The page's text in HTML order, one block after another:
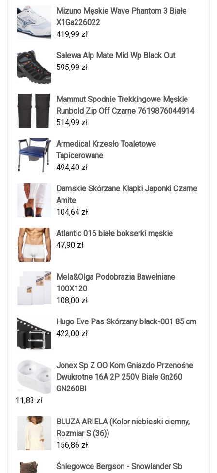
Mizuno Męskie Wave Phantom 3 Białe
X1Ga226022
419,99 zł
Salewa Alp Mate Mid Wp Black Out
595,99 zł
Mammut Spodnie Trekkingowe Męskie
Runbold Zip Off Czarne 7619876044914
514,99 zł
Armedical Krzesło Toaletowe
Tapicerowane
494,40 zł
Damskie Skórzane Klapki Japonki Czarne
Amite
104,64 zł
Atlantic 016 białe bokserki męskie
47,90 zł
Mela&Olga Podobrazia Bawełniane
100X120
108,00 zł
Hugo Eve Pas Skórzany black-001 85 cm
422,00 zł
Jonex Sp Z OO Kom Gniazdo Przenośne
Dwukrotne 16A 2P 250V Białe Gn260
GN260BI
11,83 zł
BLUZA ARIELA (Kolor niebieski ciemny,
Rozmiar S (36))
156,86 zł
Śniegowce Bergson - Snowlander Sb